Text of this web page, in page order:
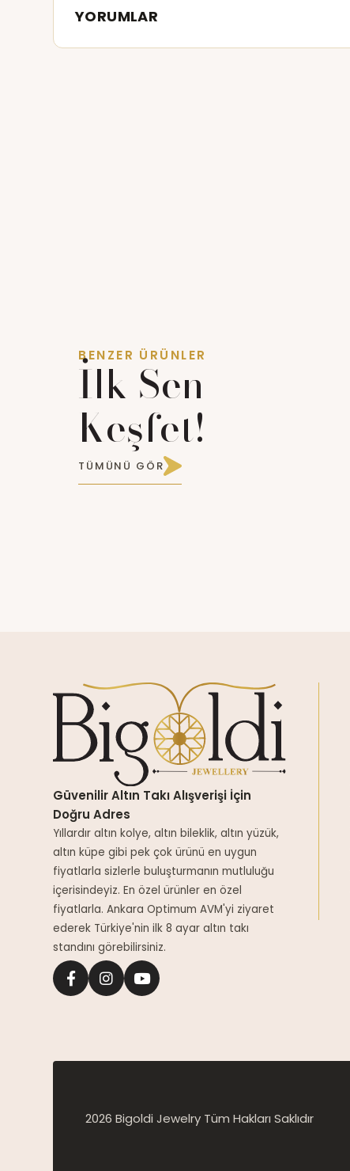
YORUMLAR
BENZER ÜRÜNLER
İlk Sen
Keşfet!
TÜMÜNÜ GÖR
Güvenilir Altın Takı Alışverişi İçin
Doğru Adres
Yıllardır altın kolye, altın bileklik, altın yüzük,
altın küpe gibi pek çok ürünü en uygun
fiyatlarla sizlerle buluşturmanın mutluluğu
içerisindeyiz. En özel ürünler en özel
fiyatlarla. Ankara Optimum AVM'yi ziyaret
ederek Türkiye'nin ilk 8 ayar altın takı
standını görebilirsiniz.
2026 Bigoldi Jewelry Tüm Hakları Saklıdır